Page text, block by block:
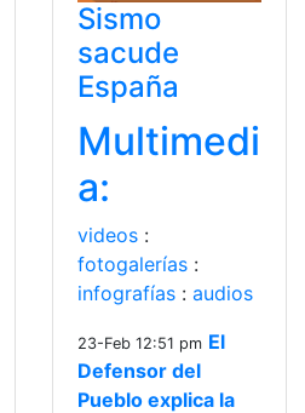
Sismo
sacude
España
Multimedi
a:
videos :
fotogalerías :
infografías : audios
23-Feb 12:51 pm El
Defensor del
Pueblo explica la